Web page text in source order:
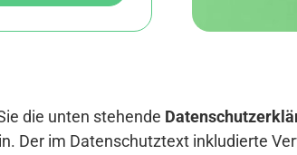
die unten stehende
Der im Datenschutztext inkludierte